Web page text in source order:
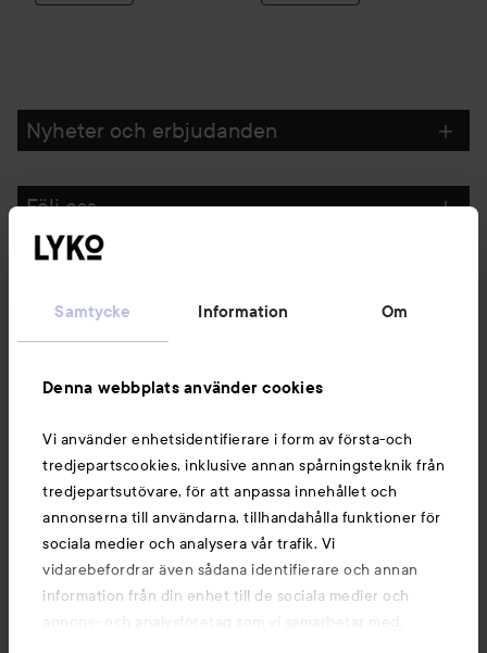
Samtycke Information Om
Denna webbplats använder cookies
Vi använder enhetsidentifierare i form av första-och
tredjepartscookies, inklusive annan spårningsteknik från
tredjepartsutövare, för att anpassa innehållet och
annonserna till användarna, tillhandahålla funktioner för
sociala medier och analysera vår trafik. Vi
vidarebefordrar även sådana identifierare och annan
information från din enhet till de sociala medier och
annons- och analysföretag som vi samarbetar med.
Nyheter och erbjudanden
Följ oss
Du kanske också gillar